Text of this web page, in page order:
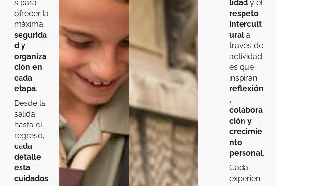
s para
ofrecer la
máxima
segurida
d y
organiza
ción en
cada
etapa.
Desde la
salida
hasta el
regreso,
cada
detalle
está
cuidados
lidad y el
respeto
intercult
ural a
través de
actividad
es que
inspiran
reflexión
,
colabora
ción y
crecimie
nto
personal.
Cada
experien